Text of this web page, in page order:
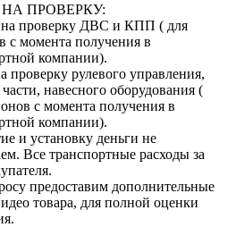
ПРОВЕРКУ:
на проверку ДВС и КПП ( для
с момента получения в
компании).
проверку рулевого управления,
навесного оборудования (
с момента получения в
компании).
и установку деньги не
Все транспортные расходы за
предоставим дополнительные
товара, для полной оценки